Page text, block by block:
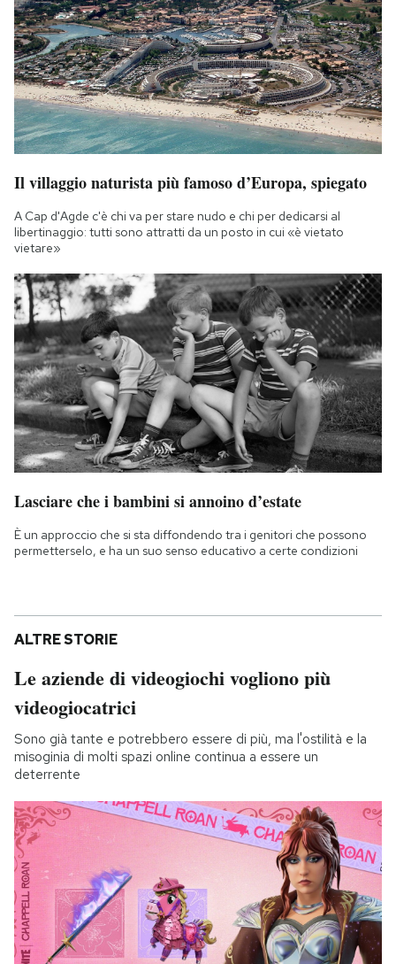
Il villaggio naturista più famoso d’Europa, spiegato
A Cap d'Agde c'è chi va per stare nudo e chi per dedicarsi al
libertinaggio: tutti sono attratti da un posto in cui «è vietato
vietare»
Lasciare che i bambini si annoino d’estate
È un approccio che si sta diffondendo tra i genitori che possono
permetterselo, e ha un suo senso educativo a certe condizioni
ALTRE STORIE
Le aziende di videogiochi vogliono più
videogiocatrici
Sono già tante e potrebbero essere di più, ma l'ostilità e la
misoginia di molti spazi online continua a essere un
deterrente